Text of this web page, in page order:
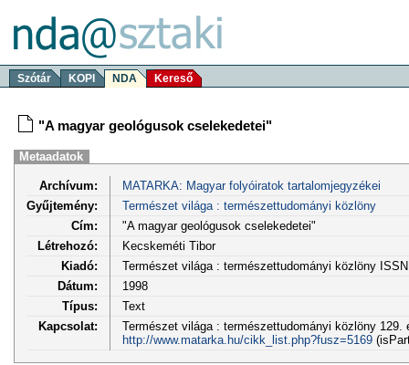
Szótár KOPI NDA Kereső
"A magyar geológusok cselekedetei"
Metaadatok
Archívum:
MATARKA: Magyar folyóiratok tartalomjegyzékei
Gyűjtemény:
Természet világa : természettudományi közlöny
Cím:
"A magyar geológusok cselekedetei"
Létrehozó:
Kecskeméti Tibor
Kiadó:
Természet világa : természettudományi közlöny
Dátum:
1998
Típus:
Text
Kapcsolat:
Természet világa : természettudományi közlöny 129.
http://www.matarka.hu/cikk_list.php?fusz=5169